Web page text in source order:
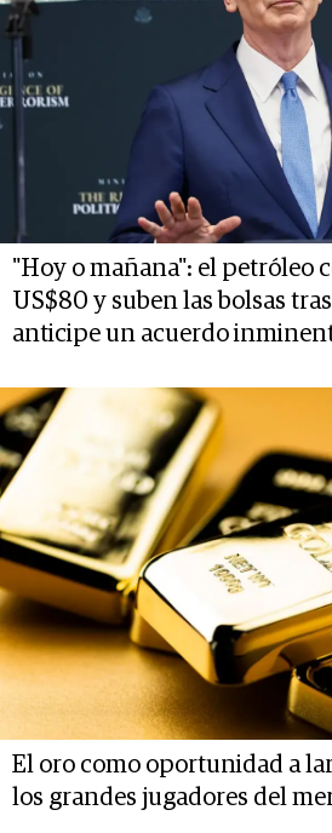
"Hoy o mañana": el petróleo
US$80 y suben las bolsas
anticipe un acuerdo
El oro como oportunidad a
los grandes jugadores del